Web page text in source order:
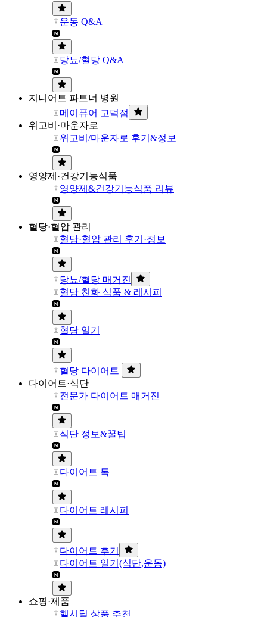
운동 Q&A
당뇨/혈당 Q&A
지니어트 파트너 병원
메이퓨어 고덕점
위고비·마운자로
위고비/마운자로 후기&정보
영양제·건강기능식품
영양제&건강기능식품 리뷰
혈당·혈압 관리
혈당·혈압 관리 후기·정보
당뇨/혈당 매거진
혈당 친화 식품 & 레시피
혈당 일기
혈당 다이어트
다이어트·식단
전문가 다이어트 매거진
식단 정보&꿀팁
다이어트 톡
다이어트 레시피
다이어트 후기
다이어트 일기(식단,운동)
쇼핑·제품
헬시딜 상품 추천